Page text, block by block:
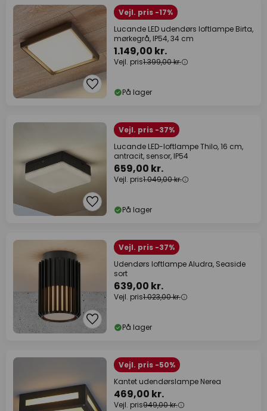
Vejl. pris -17%
Lucande LED udendørs loftlampe Birta,
mørkegrå, IP54, 34 cm
1.149,00 kr.
Vejl. pris1.399,00 kr.
På lager
Vejl. pris -37%
Lucande LED-loftlampe Thilo, 16 cm,
antracit, sensor, IP54
659,00 kr.
Vejl. pris1.049,00 kr.
På lager
Vejl. pris -37%
Udendørs loftlampe Aludra, Seaside
sort
639,00 kr.
Vejl. pris1.023,00 kr.
På lager
Vejl. pris -50%
Kantet udendørslampe Nerea
469,00 kr.
Vejl. pris949,00 kr.